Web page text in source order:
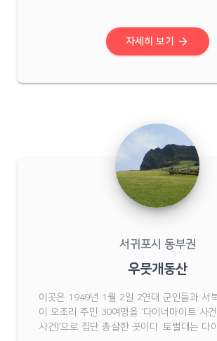
단 매장됐다.1948년 12월 26일 의귀국민학교
하면서 마을 사람들의 희생은 크게 늘어났다.
자세히 보기 arrow_forward
서귀포시 동부권
우뭇개동산
이곳은 1949년 1월 2일 2연대 군인들과 서
이 오조리 주민 30여명을 ‘다이너마이트 사
사건)’으로 집단 총살한 곳이다. 토벌대는 다